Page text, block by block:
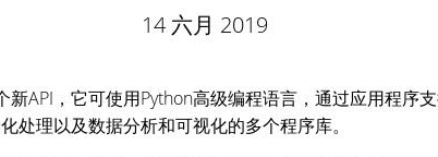
14 六月 2019
API，它可使用Python高级编程语言，通过应用程序
处理以及数据分析和可视化的多个程序库。